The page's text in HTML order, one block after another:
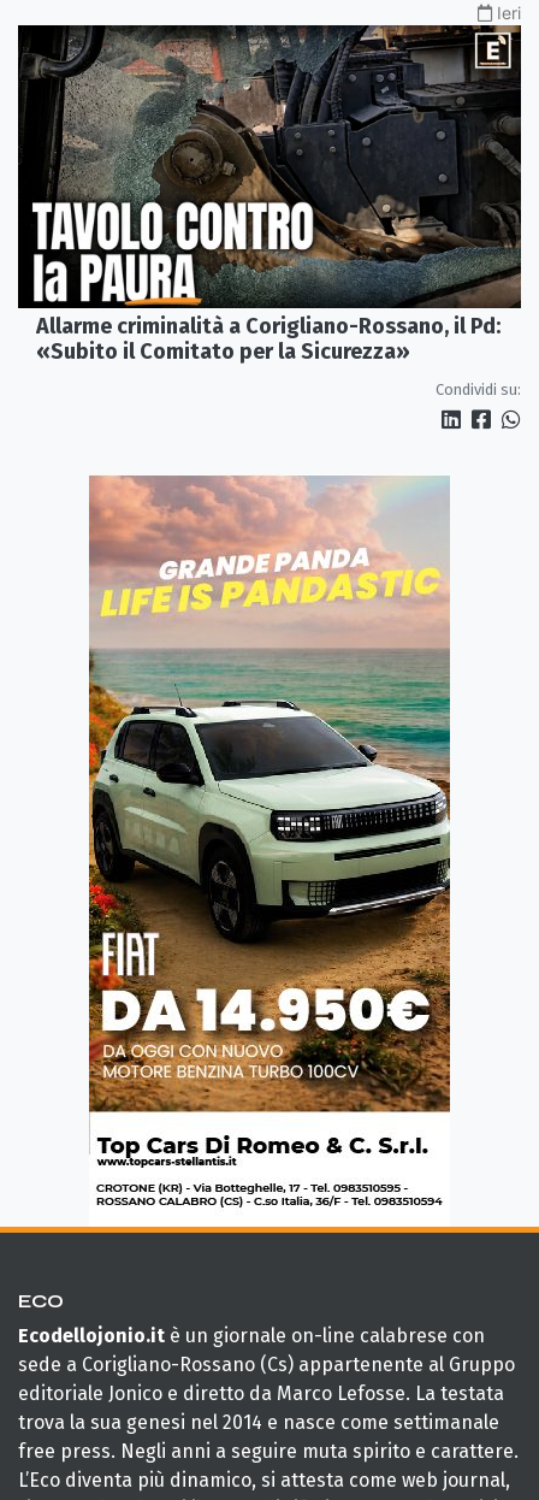
Ieri
Allarme criminalità a Corigliano-Rossano, il Pd:
«Subito il Comitato per la Sicurezza»
Condividi su:
ECO
Ecodellojonio.it è un giornale on-line calabrese con
sede a Corigliano-Rossano (Cs) appartenente al Gruppo
editoriale Jonico e diretto da Marco Lefosse. La testata
trova la sua genesi nel 2014 e nasce come settimanale
free press. Negli anni a seguire muta spirito e carattere.
L’Eco diventa più dinamico, si attesta come web journal,